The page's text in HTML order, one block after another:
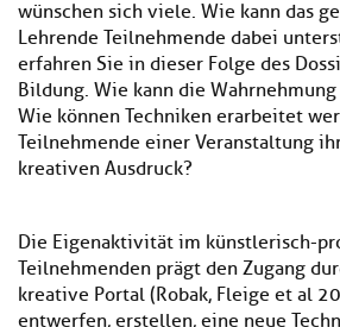
wünschen sich viele. Wie kann das
Lehrende Teilnehmende dabei
erfahren Sie in dieser Folge des
Bildung. Wie kann die
Wie können Techniken erarbeitet
Teilnehmende einer Veranstaltung
kreativen Ausdruck?
Die Eigenaktivität im künstlerisch-
Teilnehmenden prägt den Zugang
kreative Portal (Robak, Fleige et al
entwerfen, erstellen, eine neue